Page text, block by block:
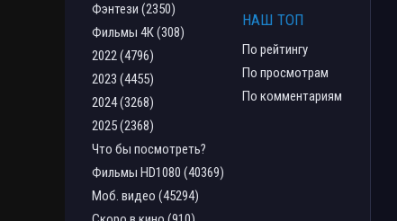
Фэнтези (2350)
Фильмы 4К (308)
2022 (4796)
2023 (4455)
2024 (3268)
2025 (2368)
Что бы посмотреть?
Фильмы HD1080 (40369)
Моб. видео (45294)
НАШ ТОП
По рейтингу
По просмотрам
По комментариям